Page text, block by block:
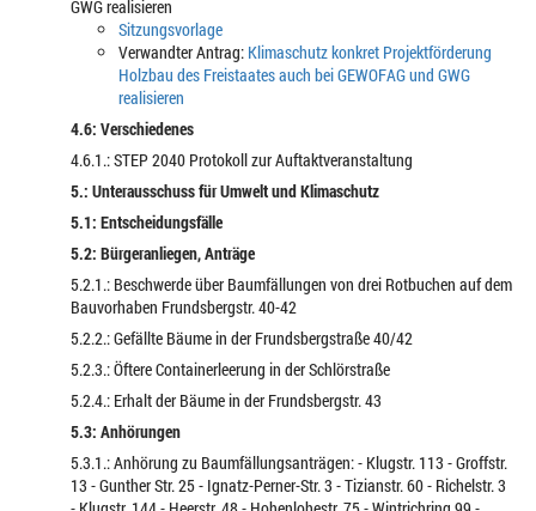
GWG realisieren
Sitzungsvorlage
Verwandter Antrag: Klimaschutz konkret Projektförderung
Holzbau des Freistaates auch bei GEWOFAG und GWG
realisieren
4.6: Verschiedenes
4.6.1.: STEP 2040 Protokoll zur Auftaktveranstaltung
5.: Unterausschuss für Umwelt und Klimaschutz
5.1: Entscheidungsfälle
5.2: Bürgeranliegen, Anträge
5.2.1.: Beschwerde über Baumfällungen von drei Rotbuchen auf dem
Bauvorhaben Frundsbergstr. 40-42
5.2.2.: Gefällte Bäume in der Frundsbergstraße 40/42
5.2.3.: Öftere Containerleerung in der Schlörstraße
5.2.4.: Erhalt der Bäume in der Frundsbergstr. 43
5.3: Anhörungen
5.3.1.: Anhörung zu Baumfällungsanträgen: - Klugstr. 113 - Groffstr.
13 - Gunther Str. 25 - Ignatz-Perner-Str. 3 - Tizianstr. 60 - Richelstr. 3